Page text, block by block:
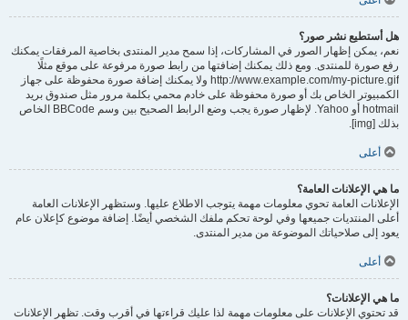
هل أستطيع نشر صور؟
نعم، يمكن إظهار الصور في المشاركات، إذا سمح مدير المنتدى بخاصية المرفقات يمكنك
رفع صورة للمنتدى. ومع ذلك يمكنك إضافتها من رابط صورة مرفوعة على موقع مثلًا
http://www.example.com/my-picture.gif ولا يمكنك إضافة صورة محفوظة على جهاز
الكمبيوتر الخاص بك أو صورة محفوظة على خادم محمي بكلمة مرور مثل صندوق بريد
hotmail أو Yahoo. لإظهار صورة يجب وضع الرابط الصحيح بين وسم BBCode الخاص
بذلك [img].
أعلى
ما هي الإعلانات العامة؟
الإعلانات العامة تحوي معلومات مهمة يتوجب الاطلاع عليها. وستظهر الإعلانات العامة
أعلى المنتديات جميعها وفي لوحة تحكم ملفك الشخصي أيضًا. إضافة موضوع كإعلان عام
يعود إلى صلاحياتك الموضوعة من مدير المنتدى.
أعلى
ما هي الإعلانات؟
قد تحتوي الإعلانات على معلومات مهمة لذا عليك قراءتها في أقرب وقت. تظهر الإعلانات